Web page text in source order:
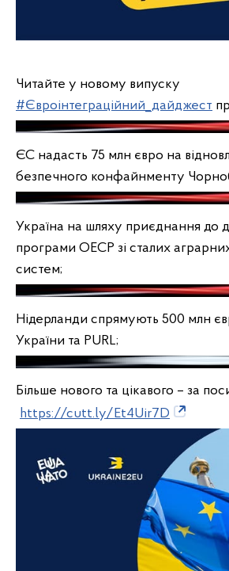
Читайте у новому випуску
#Євроінтеграційний_дайджест
ЄС надасть 75 млн євро на
безпечного конфайнменту
Україна на шляху приєднання до
програми ОЕСР зі сталих
систем;
Нідерланди спрямують 500 млн
України та PURL;
Більше нового та цікавого – за
https://cutt.ly/Et4Uir7D